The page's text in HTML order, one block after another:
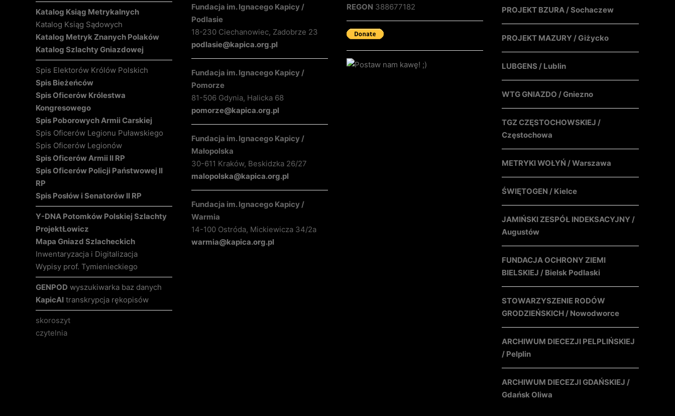
Katalog Ksiąg Metrykalnych
Katalog Ksiąg Sądowych
Katalog Metryk Znanych Polaków
Katalog Szlachty Gniazdowej
Spis Elektorów Królów Polskich
Spis Bieżeńców
Spis Oficerów Królestwa
Kongresowego
Spis Poborowych Armii Carskiej
Spis Oficerów Legionu Puławskiego
Spis Oficerów Legionów
Spis Oficerów Armii II RP
Spis Oficerów Policji Państwowej II
RP
Spis Posłów i Senatorów II RP
Y-DNA Potomków Polskiej Szlachty
ProjektŁowicz
Mapa Gniazd Szlacheckich
Inwentaryzacja i Digitalizacja
Wypisy prof. Tymienieckiego
GENPOD wyszukiwarka baz danych
KapicAI transkrypcja rękopisów
skoroszyt
czytelnia
Fundacja im. Ignacego Kapicy /
Podlasie
18-230 Ciechanowiec, Zadobrze 23
podlasie@kapica.org.pl
Fundacja im. Ignacego Kapicy /
Pomorze
81-506 Gdynia, Halicka 68
pomorze@kapica.org.pl
Fundacja im. Ignacego Kapicy /
Małopolska
30-611 Kraków, Beskidzka 26/27
malopolska@kapica.org.pl
Fundacja im. Ignacego Kapicy /
Warmia
14-100 Ostróda, Mickiewicza 34/2a
warmia@kapica.org.pl
REGON 388677182 PROJEKT BZURA / Sochaczew
PROJEKT MAZURY / Giżycko
LUBGENS / Lublin
WTG GNIAZDO / Gniezno
TGZ CZĘSTOCHOWSKIEJ /
Częstochowa
METRYKI WOŁYŃ / Warszawa
ŚWIĘTOGEN / Kielce
JAMIŃSKI ZESPÓŁ INDEKSACYJNY /
Augustów
FUNDACJA OCHRONY ZIEMI
BIELSKIEJ / Bielsk Podlaski
STOWARZYSZENIE RODÓW
GRODZIEŃSKICH / Nowodworce
ARCHIWUM DIECEZJI PELPLIŃSKIEJ
/ Pelplin
ARCHIWUM DIECEZJI GDAŃSKIEJ /
Gdańsk Oliwa